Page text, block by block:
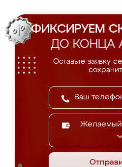
ФИКСИРУЕМ
ДО КОНЦА
Оставьте заявку